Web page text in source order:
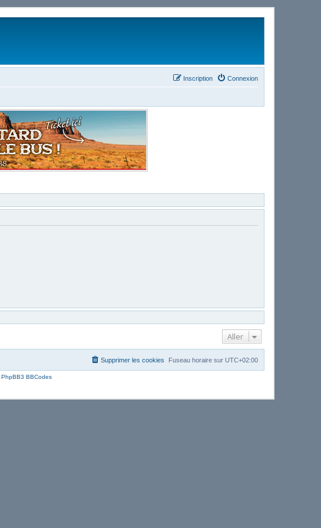
Connexion
Inscription
Aller
Fuseau horaire sur UTC+02:00
Supprimer les cookies
PhpBB3 BBCodes